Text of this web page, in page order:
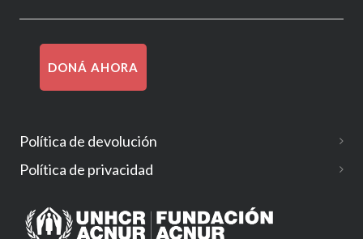
DONÁ AHORA
Política de devolución
Política de privacidad